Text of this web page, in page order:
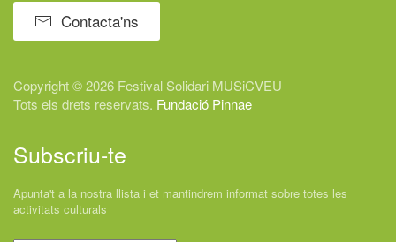
Contacta'ns
Copyright © 2026 Festival Solidari MUSiCVEU
Tots els drets reservats. Fundació Pinnae
Subscriu-te
Apunta't a la nostra llista i et mantindrem informat sobre totes les
activitats culturals